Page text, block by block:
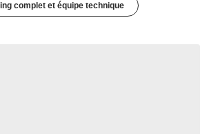
complet et équipe technique